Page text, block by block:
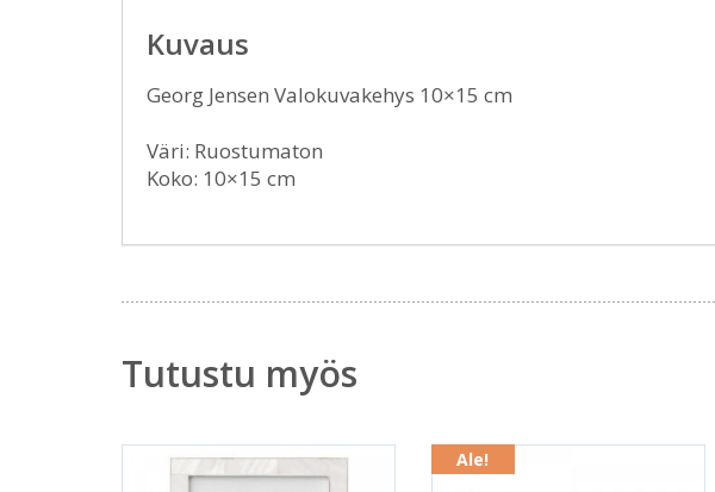
Kuvaus
Georg Jensen Valokuvakehys 10×15 cm
Väri: Ruostumaton
Koko: 10×15 cm
Tutustu myös
Ale!